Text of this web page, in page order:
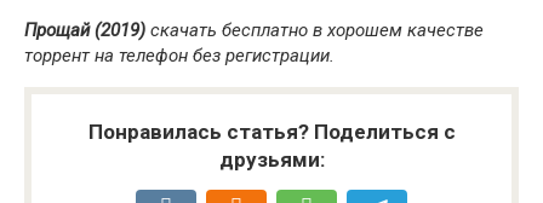
Прощай (2019) скачать бесплатно в хорошем качестве
торрент на телефон без регистрации.
Понравилась статья? Поделиться с
друзьями: